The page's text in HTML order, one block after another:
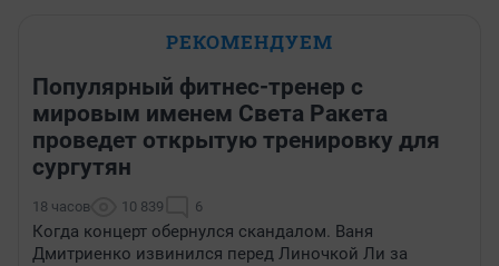
РЕКОМЕНДУЕМ
Популярный фитнес-тренер с
мировым именем Света Ракета
проведет открытую тренировку для
сургутян
18 часов 10 839 6
Когда концерт обернулся скандалом. Ваня
Дмитриенко извинился перед Линочкой Ли за